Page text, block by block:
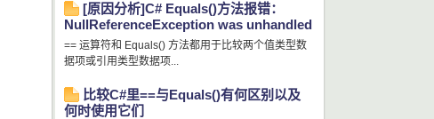
[原因分析]C# Equals()方法报错：
NullReferenceException was unhandled
== 运算符和 Equals() 方法都用于比较两个值类型数
据项或引用类型数据项...
比较C#里==与Equals()有何区别以及
何时使用它们